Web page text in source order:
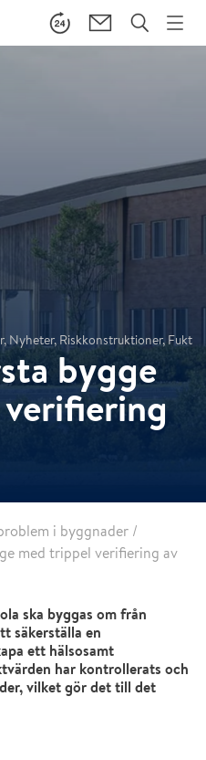
Nyheter, Riskkonstruktioner, Fukt
bygge
i byggnader /
med trippel verifiering av
ska byggas om från
säkerställa en
ett hälsosamt
har kontrollerats och
vilket gör det till det